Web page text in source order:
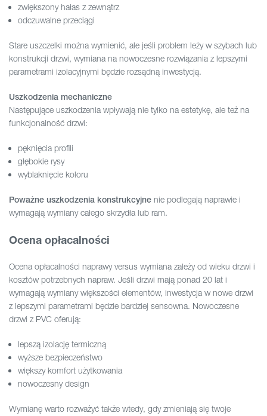
zwiększony hałas z zewnątrz
odczuwalne przeciągi
Stare uszczelki można wymienić, ale jeśli problem leży w szybach lub
konstrukcji drzwi, wymiana na nowoczesne rozwiązania z lepszymi
parametrami izolacyjnymi będzie rozsądną inwestycją.
Uszkodzenia mechaniczne
Następujące uszkodzenia wpływają nie tylko na estetykę, ale też na
funkcjonalność drzwi:
pęknięcia profili
głębokie rysy
wyblaknięcie koloru
Poważne uszkodzenia konstrukcyjne nie podlegają naprawie i
wymagają wymiany całego skrzydła lub ram.
Ocena opłacalności
Ocena opłacalności naprawy versus wymiana zależy od wieku drzwi i
kosztów potrzebnych napraw. Jeśli drzwi mają ponad 20 lat i
wymagają wymiany większości elementów, inwestycja w nowe drzwi
z lepszymi parametrami będzie bardziej sensowna. Nowoczesne
drzwi z PVC oferują:
lepszą izolację termiczną
wyższe bezpieczeństwo
większy komfort użytkowania
nowoczesny design
Wymianę warto rozważyć także wtedy, gdy zmieniają się twoje